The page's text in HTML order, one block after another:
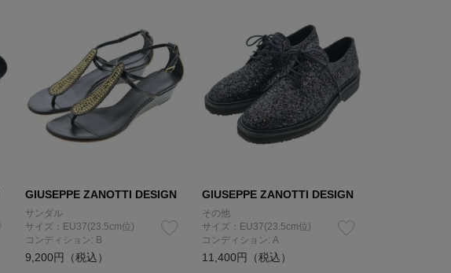
GIUSEPPE ZANOTTI DESIGN
サンダル
サイズ：EU37(23.5cm位)
コンディション: B
9,200円（税込）
GIUSEPPE ZANOTTI DESIGN
その他
サイズ：EU37(23.5cm位)
コンディション: A
11,400円（税込）